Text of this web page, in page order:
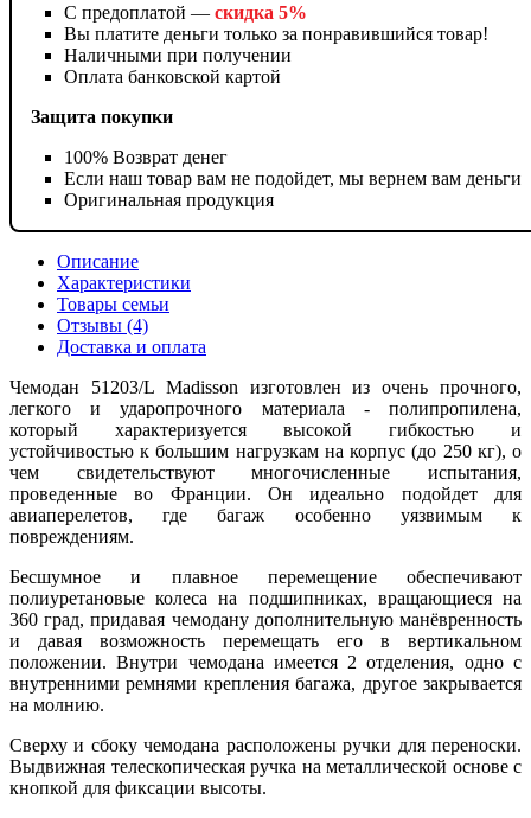
С предоплатой — скидка 5%
Вы платите деньги только за понравившийся товар!
Наличными при получении
Оплата банковской картой
Защита покупки
100% Возврат денег
Если наш товар вам не подойдет, мы вернем вам деньги
Оригинальная продукция
Описание
Характеристики
Товары семьи
Отзывы (4)
Доставка и оплата
Чемодан 51203/L Madisson изготовлен из очень прочного,
легкого и ударопрочного материала - полипропилена,
который характеризуется высокой гибкостью и
устойчивостью к большим нагрузкам на корпус (до 250 кг), о
чем свидетельствуют многочисленные испытания,
проведенные во Франции. Он идеально подойдет для
авиаперелетов, где багаж особенно уязвимым к
повреждениям.
Бесшумное и плавное перемещение обеспечивают
полиуретановые колеса на подшипниках, вращающиеся на
360 град, придавая чемодану дополнительную манёвренность
и давая возможность перемещать его в вертикальном
положении. Внутри чемодана имеется 2 отделения, одно с
внутренними ремнями крепления багажа, другое закрывается
на молнию.
Сверху и сбоку чемодана расположены ручки для переноски.
Выдвижная телескопическая ручка на металлической основе с
кнопкой для фиксации высоты.